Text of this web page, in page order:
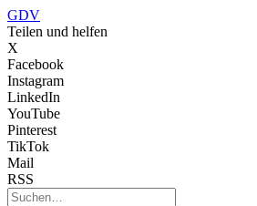
GDV
Teilen und helfen
X
Facebook
Instagram
LinkedIn
YouTube
Pinterest
TikTok
Mail
RSS